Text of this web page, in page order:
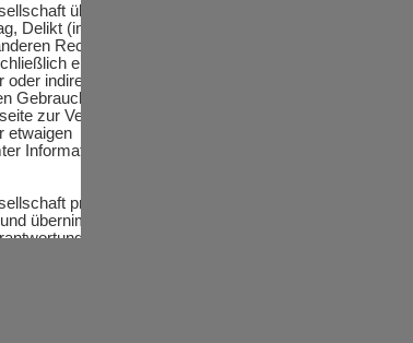
übernimmt ferner
Delikt (inklusive
Rechtsgrundlage,
entgangenen
indirekter
Gebrauch oder das
zur Verfügung
etwaigen
Informationen
prüft fremde
übernimmt daher
für Inhalte auf